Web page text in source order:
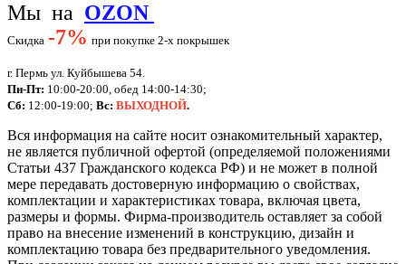
Мы на OZON
Скидка -7% при покупке 2-х покрышек
г. Пермь ул. Куйбышева 54.
Пн-Пт: 10:00-20:00, обед 14:00-14:30;
Сб: 12:00-19:00; Вс: ВЫХОДНОЙ.
Вся информация на сайте носит ознакомительный характер,
не является публичной офертой (определяемой положениями
Статьи 437 Гражданского кодекса РФ) и не может в полной
мере передавать достоверную информацию о свойствах,
комплектации и характеристиках товара, включая цвета,
размеры и формы. Фирма-производитель оставляет за собой
право на внесение изменений в конструкцию, дизайн и
комплектацию товара без предварительного уведомления.